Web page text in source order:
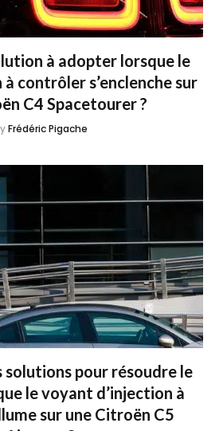
à adopter lorsque le
contrôler s’enclenche sur
C4 Spacetourer ?
Frédéric Pigache
solutions pour résoudre le
le voyant d’injection à
sur une Citroën C5